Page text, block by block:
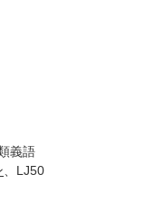
義語
LJ50